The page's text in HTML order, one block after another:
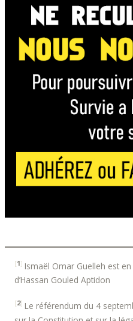
[1] Ismaël Omar Guelleh est
d’Hassan Gouled Aptidon
[2] Le référendum du 4